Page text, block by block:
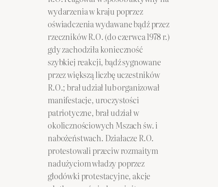
wydarzenia w kraju poprzez
oświadczenia wydawane bądź przez
rzeczników R.O. (do czerwca 1978 r.)
gdy zachodziła konieczność
szybkiej reakcji, bądź sygnowane
przez większą liczbę uczestników
R.O.; brał udział lub organizował
manifestacje, uroczystości
patriotyczne, brał udział w
okolicznościowych Mszach św. i
nabożeństwach. Działacze R.O.
protestowali przeciw rozmaitym
nadużyciom władzy poprzez
głodówki protestacyjne, akcje